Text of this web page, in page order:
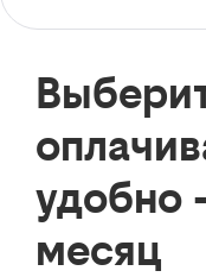
удобно
месяц